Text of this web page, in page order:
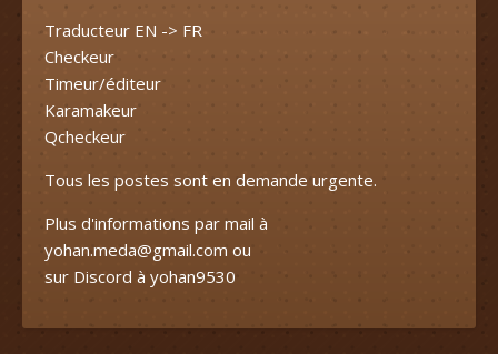
Traducteur EN -> FR
Checkeur
Timeur/éditeur
Karamakeur
Qcheckeur
Tous les postes sont en demande urgente.
Plus d'informations par mail à
yohan.meda@gmail.com ou
sur Discord à yohan9530